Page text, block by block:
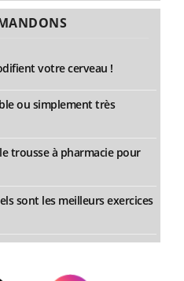
votre cerveau !
ou simplement très
trousse à pharmacie pour
sont les meilleurs exercices